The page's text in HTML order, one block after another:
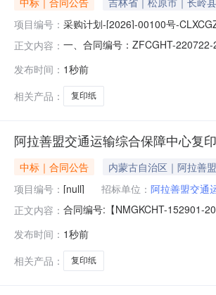
项目编号： 采购计划-[2026]-00100号-
正文内容： 一、合同编号：ZFCGHT-
原市长岭县政府1号楼7楼联系方
发布时间： 1秒前
相关产品：
复印纸
阿拉善盟交通运输综合保障中心复
中标｜合同公告 内蒙古自治区｜阿拉善
项目编号： [null] 招标单位： 阿拉善盟交通
正文内容： 合同编号:【NMGKCHT-152901-
铺二楼联系人：路金磊合同主要
发布时间： 1秒前
相关产品：
复印纸